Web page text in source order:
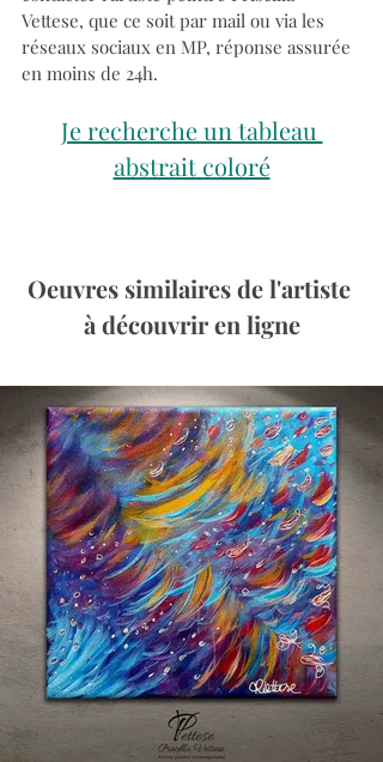
Vettese, que ce soit par mail ou via les
réseaux sociaux en MP, réponse assurée
en moins de 24h.
Je recherche un tableau
abstrait coloré
Oeuvres similaires de l'artiste
à découvrir en ligne